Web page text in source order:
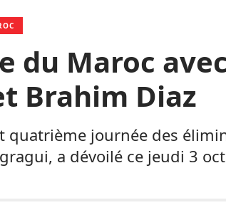
du Maroc
Brahim Diaz
journée des
a dévoilé ce jeudi 3